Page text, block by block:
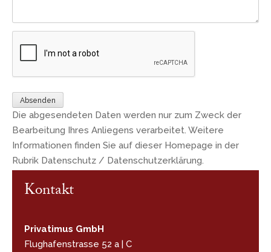
Die abgesendeten Daten werden nur zum Zweck der
Bearbeitung Ihres Anliegens verarbeitet. Weitere
Informationen finden Sie auf dieser Homepage in der
Rubrik Datenschutz / Datenschutzerklärung.
Kontakt
Privatimus GmbH
Flughafenstrasse 52 a | C